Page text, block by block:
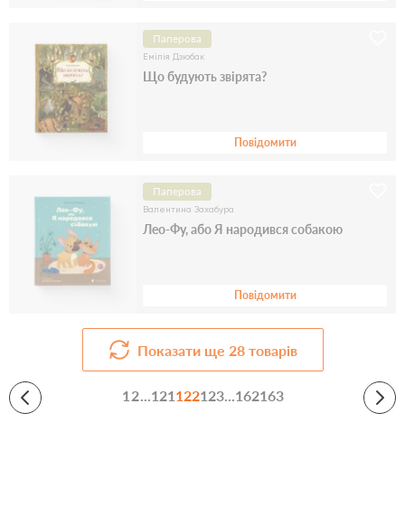
Паперова
Емілія Дзюбак
Що будують звірята?
Повідомити
Паперова
Валентина Захабура
Лео-Фу, або Я народився собакою
Повідомити
Показати ще 28товарів
1 2...121122123...162163